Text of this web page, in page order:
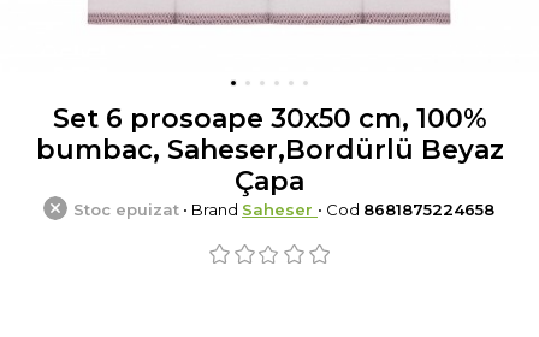
Set 6 prosoape 30x50 cm, 100%
bumbac, Saheser,Bordürlü Beyaz
Çapa
Stoc epuizat • Brand Saheser • Cod 8681875224658